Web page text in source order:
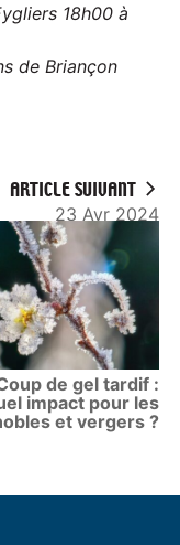
18h00 à
de Briançon
ARTICLE SUIVANT
23 Avr 2024
de gel tardif :
impact pour les
et vergers ?